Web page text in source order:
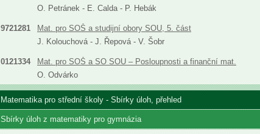
O. Petránek - E. Calda - P. Hebák
9721281
Mat. pro SOŠ a studijní obory SOU, 5. část
J. Kolouchová - J. Řepová - V. Šobr
0121334
Mat. pro SOŠ a SO SOU – Posloupnosti a finanční mat.
O. Odvárko
Matematika pro střední školy - Sbírky úloh, přehled
Sbírky úloh z matematiky pro gymnázia